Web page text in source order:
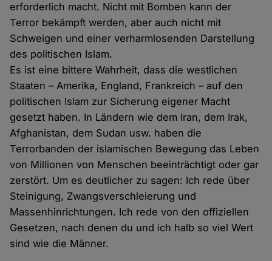
erforderlich macht. Nicht mit Bomben kann der
Terror bekämpft werden, aber auch nicht mit
Schweigen und einer verharmlosenden Darstellung
des politischen Islam.
Es ist eine bittere Wahrheit, dass die westlichen
Staaten – Amerika, England, Frankreich – auf den
politischen Islam zur Sicherung eigener Macht
gesetzt haben. In Ländern wie dem Iran, dem Irak,
Afghanistan, dem Sudan usw. haben die
Terrorbanden der islamischen Bewegung das Leben
von Millionen von Menschen beeinträchtigt oder gar
zerstört. Um es deutlicher zu sagen: Ich rede über
Steinigung, Zwangsverschleierung und
Massenhinrichtungen. Ich rede von den offiziellen
Gesetzen, nach denen du und ich halb so viel Wert
sind wie die Männer.